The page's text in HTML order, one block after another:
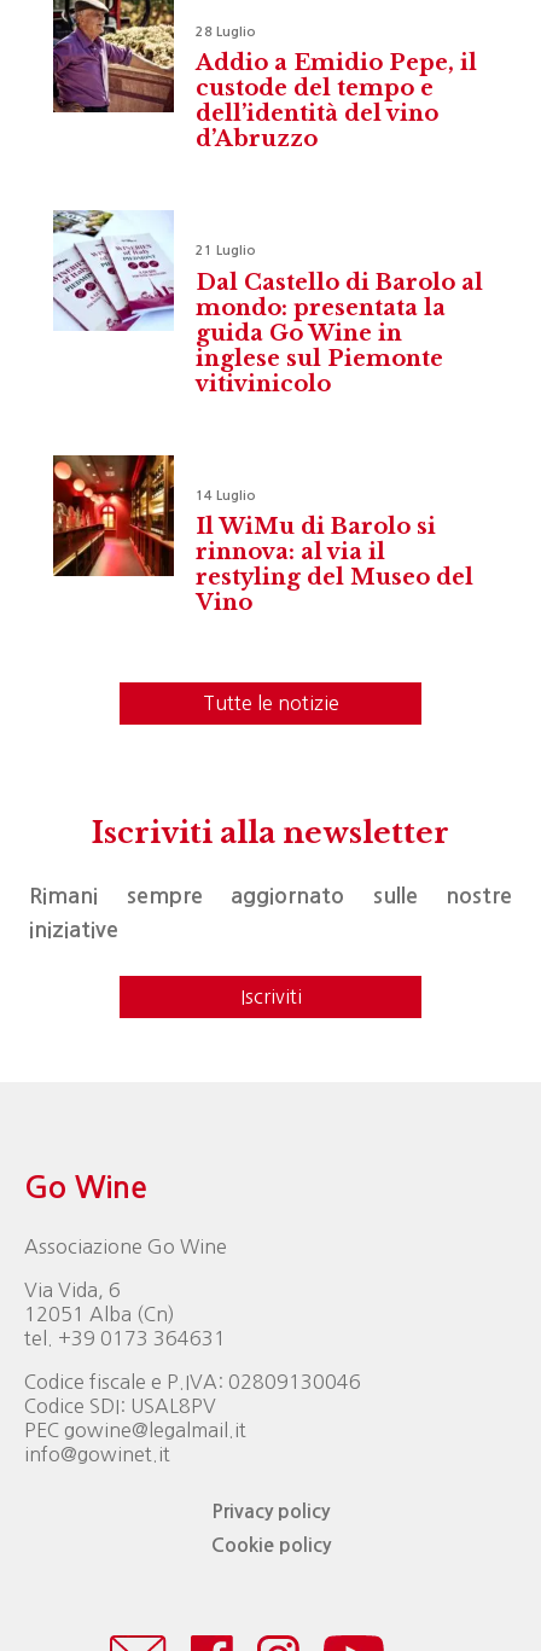
28 Luglio
Addio a Emidio Pepe, il
custode del tempo e
dell’identità del vino
d’Abruzzo
21 Luglio
Dal Castello di Barolo al
mondo: presentata la
guida Go Wine in
inglese sul Piemonte
vitivinicolo
14 Luglio
Il WiMu di Barolo si
rinnova: al via il
restyling del Museo del
Vino
Tutte le notizie
Iscriviti alla newsletter
Rimani sempre aggiornato sulle nostre
iniziative
Iscriviti
Go Wine
Associazione Go Wine
Via Vida, 6
12051 Alba (Cn)
tel. +39 0173 364631
Codice fiscale e P.IVA: 02809130046
Codice SDI: USAL8PV
PEC gowine@legalmail.it
info@gowinet.it
Privacy policy
Cookie policy